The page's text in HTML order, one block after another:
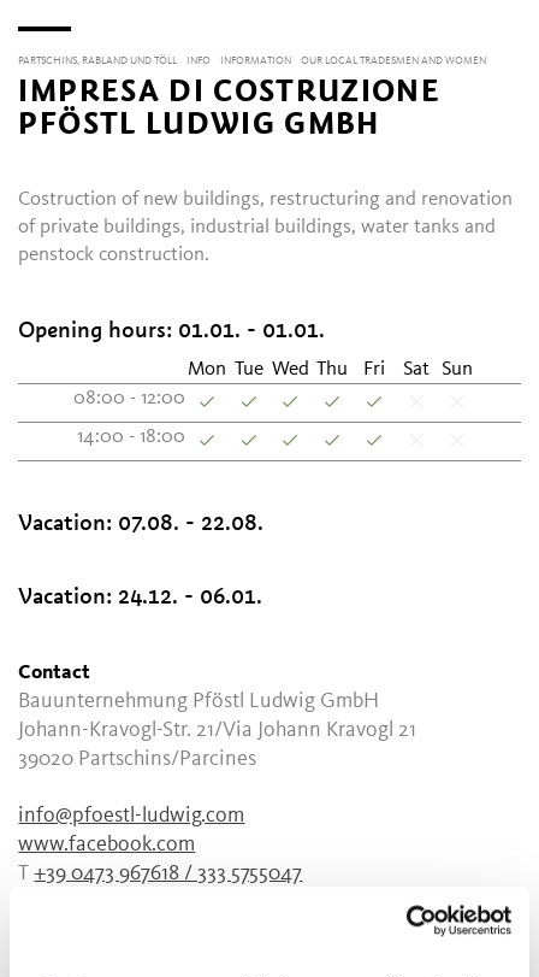
PARTSCHINS, RABLAND UND TÖLL INFO INFORMATION OUR LOCAL TRADESMEN AND WOMEN
IMPRESA DI COSTRUZIONE
PFÖSTL LUDWIG GMBH
Costruction of new buildings, restructuring and renovation
of private buildings, industrial buildings, water tanks and
penstock construction.
Opening hours: 01.01. - 01.01.
Mon Tue Wed Thu Fri Sat
Sun
08:00 - 12:00
14:00 - 18:00
Vacation: 07.08. - 22.08.
Vacation: 24.12. - 06.01.
Contact
Bauunternehmung Pföstl Ludwig GmbH
Johann-Kravogl-Str. 21/Via Johann Kravogl 21
39020 Partschins/Parcines
info@pfoestl-ludwig.com
www.facebook.com
T+39 0473 967618 / 333 5755047